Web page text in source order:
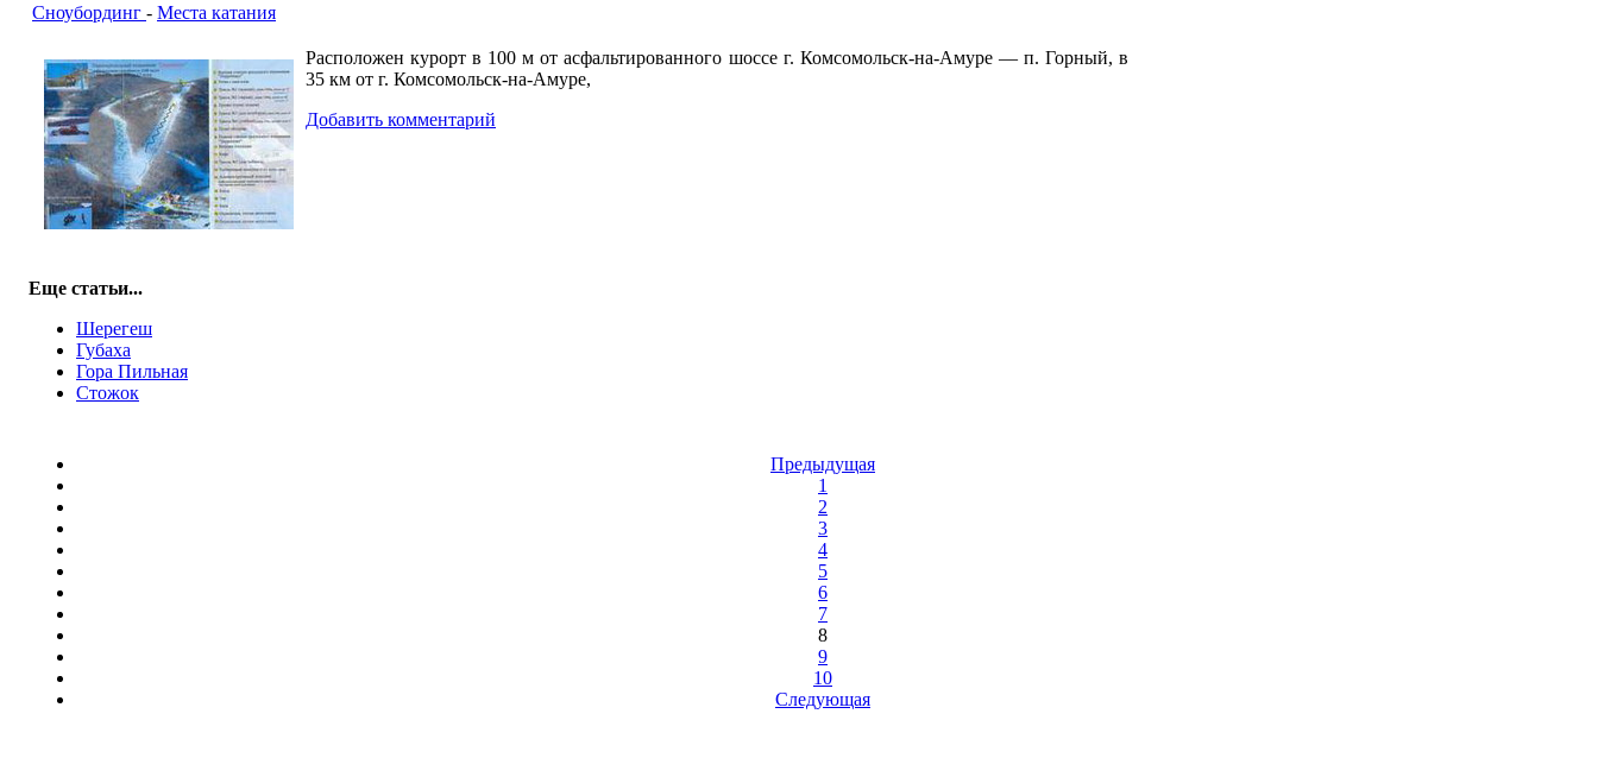
Сноубординг - Места катания
Расположен курорт в 100 м от асфальтированного шоссе г. Комсомольск-на-Амуре — п. Горный, в
35 км от г. Комсомольск-на-Амуре,
Добавить комментарий
Еще статьи...
Шерегеш
Губаха
Гора Пильная
Стожок
Предыдущая
1
2
3
4
5
6
7
8
9
10
Следующая